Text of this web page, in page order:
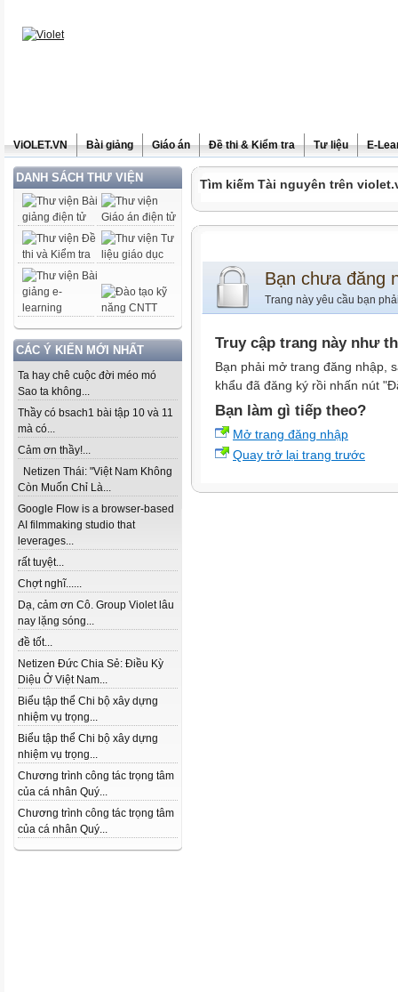
ViOLET.VN Bài giảng Giáo án Đề thi & Kiểm tra Tư liệu E-
DANH SÁCH THƯ VIỆN
CÁC Ý KIẾN MỚI NHẤT
Ta hay chê cuộc đời méo mó
Sao ta không...
Thầy có bsach1 bài tập 10 và 11
mà có...
Cảm ơn thầy!...
Netizen Thái: "Việt Nam Không
Còn Muốn Chỉ Là...
Google Flow is a browser-based
AI filmmaking studio that
leverages...
rất tuyệt...
Chợt nghĩ......
Dạ, cảm ơn Cô. Group Violet lâu
nay lặng sóng...
đề tốt...
Netizen Đức Chia Sẻ: Điều Kỳ
Diệu Ở Việt Nam...
Biểu tập thể Chi bộ xây dựng
nhiệm vụ trọng...
Biểu tập thể Chi bộ xây dựng
nhiệm vụ trọng...
Chương trình công tác trọng tâm
của cá nhân Quý...
Chương trình công tác trọng tâm
của cá nhân Quý...
Tìm kiếm Tài nguyên trên
Bạn chưa đăng
Trang này yêu cầu bạn
Truy cập trang này như
Bạn phải mở trang đăng nhập,
khẩu đã đăng ký rồi nhấn nút
Bạn làm gì tiếp theo?
Mở trang đăng nhập
Quay trở lại trang trước